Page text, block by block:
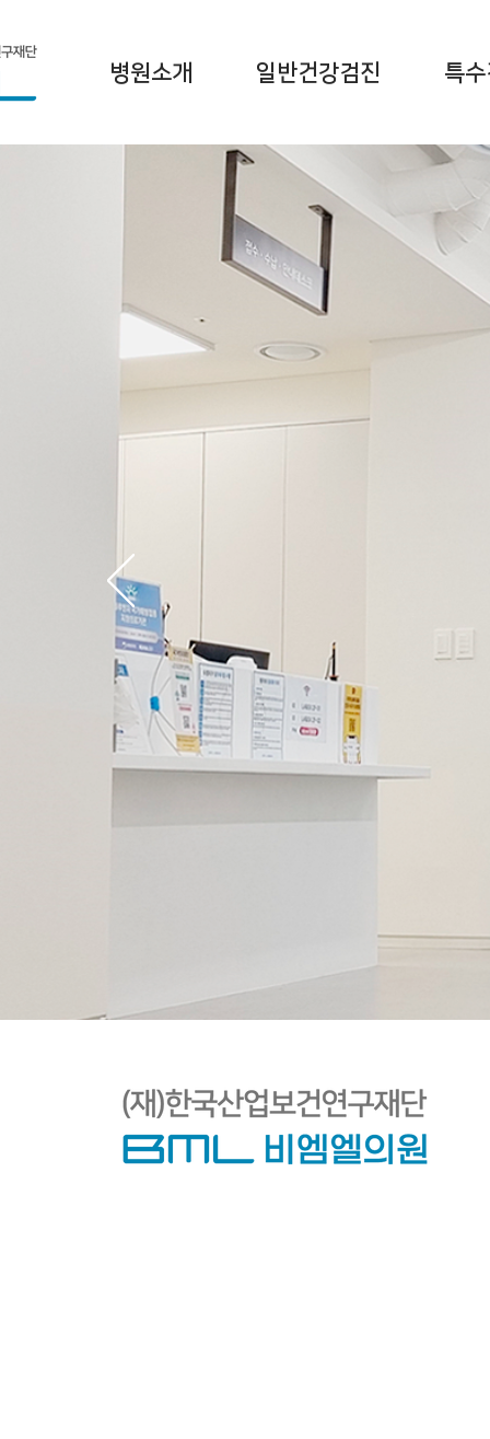
병원소개 일반건강검진 특